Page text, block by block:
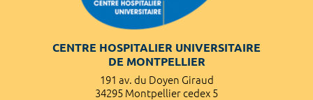
CENTRE HOSPITALIER UNIVERSITAIRE
DE MONTPELLIER
191 av. du Doyen Giraud
34295 Montpellier cedex 5